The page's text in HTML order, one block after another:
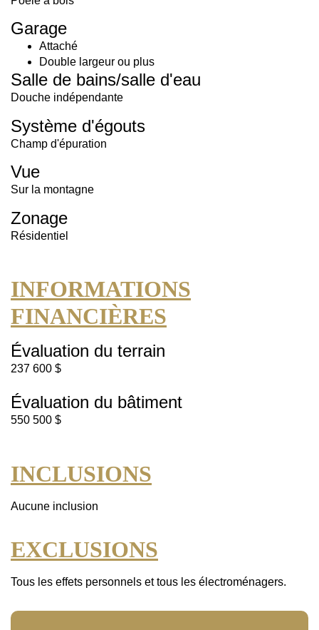
Garage
Attaché
Double largeur ou plus
Salle de bains/salle d'eau
Douche indépendante
Système d'égouts
Champ d'épuration
Vue
Sur la montagne
Zonage
Résidentiel
INFORMATIONS
FINANCIÈRES
Évaluation du terrain
237 600 $
Évaluation du bâtiment
550 500 $
INCLUSIONS
Aucune inclusion
EXCLUSIONS
Tous les effets personnels et tous les électroménagers.